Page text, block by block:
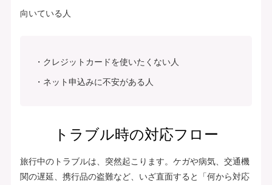
向いている人
クレジットカードを使いたくない人
ネット申込みに不安がある人
トラブル時の対応フロー
旅行中のトラブルは、突然起こります。ケガや病気、交通機
関の遅延、携行品の盗難など、いざ直面すると「何から対応